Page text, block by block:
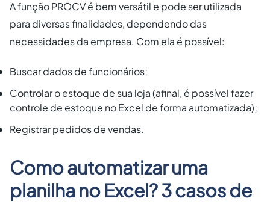
A função PROCV é bem versátil e pode ser utilizada
para diversas finalidades, dependendo das
necessidades da empresa. Com ela é possível:
Buscar dados de funcionários;
Controlar o estoque de sua loja (afinal, é possível fazer
controle de estoque no Excel de forma automatizada);
Registrar pedidos de vendas.
Como automatizar uma
planilha no Excel? 3 casos de